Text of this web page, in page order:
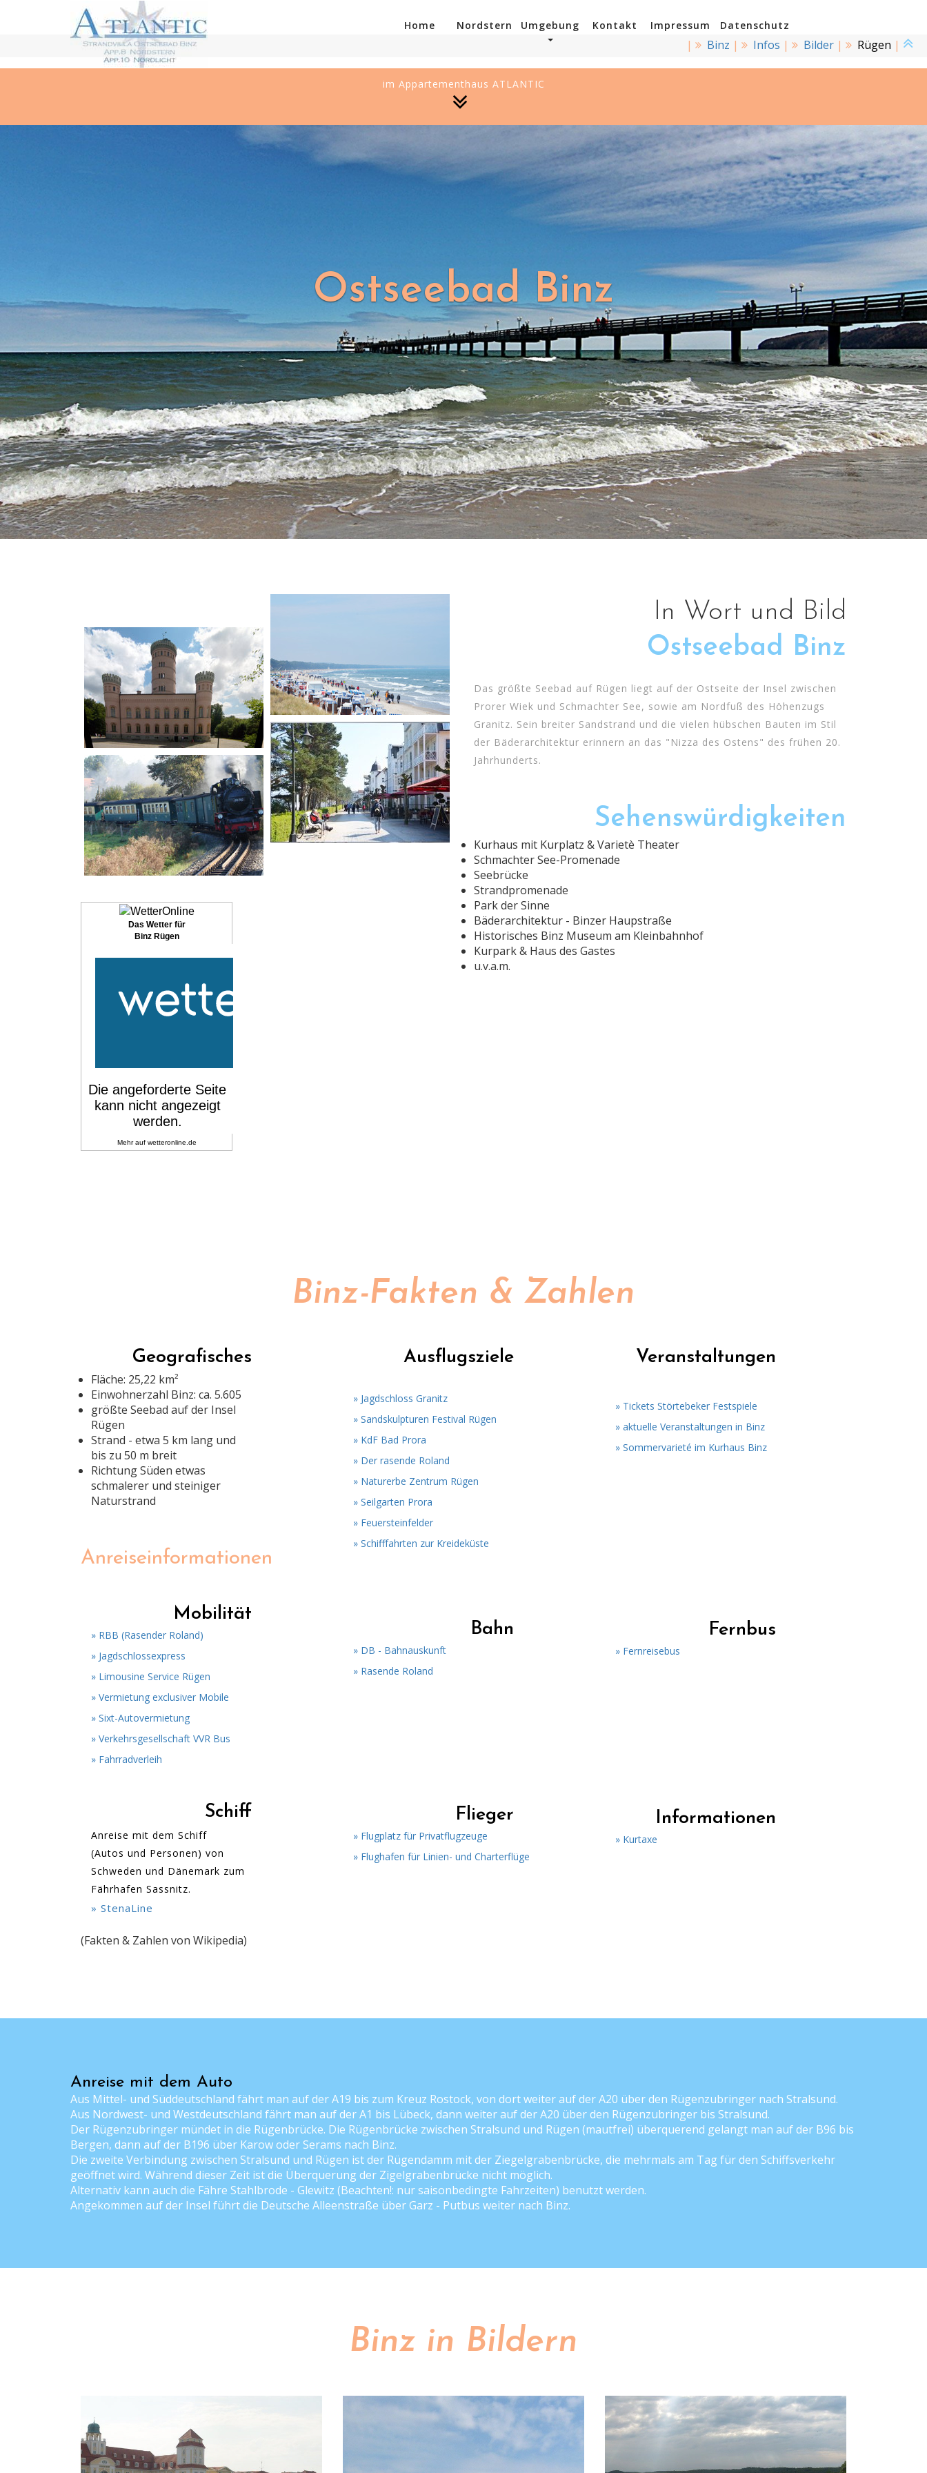
Home Nordstern Umgebung Kontakt Impressum Datenschutz
im Appartementhaus ATLANTIC
Ostseebad Binz
| Binz | Infos | Bilder | Rügen |
Das Wetter für
Binz Rügen
Mehr auf wetteronline.de
In Wort und Bild
Ostseebad Binz
Das größte Seebad auf Rügen liegt auf der Ostseite der Insel zwischen
Prorer Wiek und Schmachter See, sowie am Nordfuß des Höhenzugs
Granitz. Sein breiter Sandstrand und die vielen hübschen Bauten im Stil
der Bäderarchitektur erinnern an das "Nizza des Ostens" des frühen 20.
Jahrhunderts.
Sehenswürdigkeiten
Kurhaus mit Kurplatz & Varietè Theater
Schmachter See-Promenade
Seebrücke
Strandpromenade
Park der Sinne
Bäderarchitektur - Binzer Haupstraße
Historisches Binz Museum am Kleinbahnhof
Kurpark & Haus des Gastes
u.v.a.m.
Binz-Fakten & Zahlen
Geografisches
Fläche: 25,22 km²
Einwohnerzahl Binz: ca. 5.605
größte Seebad auf der Insel
Rügen
Strand - etwa 5 km lang und
bis zu 50 m breit
Richtung Süden etwas
schmalerer und steiniger
Naturstrand
Anreiseinformationen
Mobilität
» RBB (Rasender Roland)
» Jagdschlossexpress
» Limousine Service Rügen
» Vermietung exclusiver Mobile
» Sixt-Autovermietung
» Verkehrsgesellschaft VVR Bus
» Fahrradverleih
Schiff
Anreise mit dem Schiff
(Autos und Personen) von
Schweden und Dänemark zum
Fährhafen Sassnitz.
» StenaLine
(Fakten & Zahlen von Wikipedia)
Ausflugsziele
» Jagdschloss Granitz
» Sandskulpturen Festival Rügen
» KdF Bad Prora
» Der rasende Roland
» Naturerbe Zentrum Rügen
» Seilgarten Prora
» Feuersteinfelder
» Schifffahrten zur Kreideküste
Bahn
» DB - Bahnauskunft
» Rasende Roland
Flieger
» Flugplatz für Privatflugzeuge
» Flughafen für Linien- und Charterflüge
Veranstaltungen
» Tickets Störtebeker Festspiele
» aktuelle Veranstaltungen in Binz
» Sommervarieté im Kurhaus Binz
Fernbus
» Fernreisebus
Informationen
» Kurtaxe
Anreise mit dem Auto
Aus Mittel- und Süddeutschland fährt man auf der A19 bis zum Kreuz Rostock, von dort weiter auf der A20 über den Rügenzubringer nach Stralsund.
Aus Nordwest- und Westdeutschland fährt man auf der A1 bis Lübeck, dann weiter auf der A20 über den Rügenzubringer bis Stralsund.
Der Rügenzubringer mündet in die Rügenbrücke. Die Rügenbrücke zwischen Stralsund und Rügen (mautfrei) überquerend gelangt man auf der B96 bis
Bergen, dann auf der B196 über Karow oder Serams nach Binz.
Die zweite Verbindung zwischen Stralsund und Rügen ist der Rügendamm mit der Ziegelgrabenbrücke, die mehrmals am Tag für den Schiffsverkehr
geöffnet wird. Während dieser Zeit ist die Überquerung der Zigelgrabenbrücke nicht möglich.
Alternativ kann auch die Fähre Stahlbrode - Glewitz (Beachten!: nur saisonbedingte Fahrzeiten) benutzt werden.
Angekommen auf der Insel führt die Deutsche Alleenstraße über Garz - Putbus weiter nach Binz.
Binz in Bildern